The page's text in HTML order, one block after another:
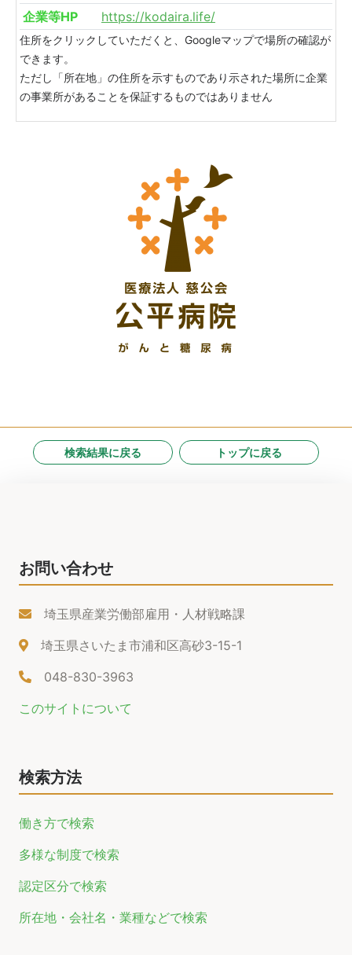
企業等HP
https://kodaira.life/
住所をクリックしていただくと、Googleマップで場所の確認が
できます。
ただし「所在地」の住所を示すものであり示された場所に企業
の事業所があることを保証するものではありません
検索結果に戻る トップに戻る
お問い合わせ
埼玉県産業労働部雇用・人材戦略課
埼玉県さいたま市浦和区高砂3-15-1
048-830-3963
このサイトについて
検索方法
働き方で検索
多様な制度で検索
認定区分で検索
所在地・会社名・業種などで検索